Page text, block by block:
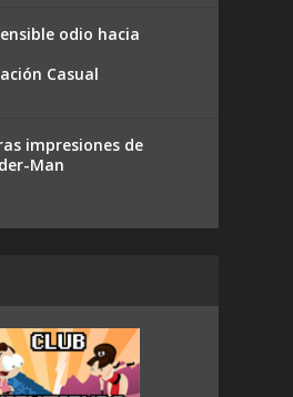
odio hacia
Casual
impresiones de
Man